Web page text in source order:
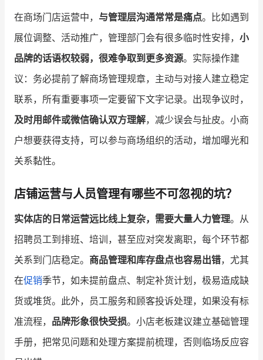
在商场门店运营中， 与管理层沟通常常是痛点。比如遇到
展位调整、活动推广，管理部门会有很多临时性安排， 小
品牌的话语权较弱，很难争取到更多资源。实际操作建
议：务必提前了解商场管理规章，主动与对接人建立稳定
联系，所有重要事项一定要留下文字记录。出现争议时，
及时用邮件或微信确认双方理解，减少误会与扯皮。小商
户想要获得支持，可以参与商场组织的活动，增加曝光和
关系黏性。
店铺运营与人员管理有哪些不可忽视的坑？
实体店的日常运营远比线上复杂，需要大量人力管理。从
招聘员工到排班、培训，甚至应对突发离职，每个环节都
关系到门店稳定。 商品管理和库存盘点也容易出错，尤其
在促销季节，如未提前盘点、制定补货计划，极易造成缺
货或堆货。此外，员工服务和顾客投诉处理，如果没有标
准流程， 品牌形象很快受损。小店老板建议建立基础管理
手册，把常见问题和处理方案提前梳理，否则临场反应容